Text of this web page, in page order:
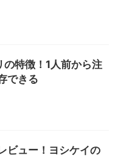
の特徴！1人前から注
できる
ビュー！ヨシケイの